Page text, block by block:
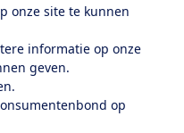
onze site te kunnen
informatie op onze
geven.
op